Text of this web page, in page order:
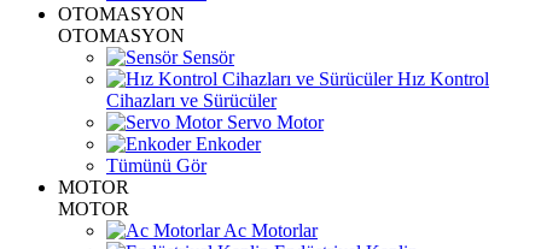
OTOMASYON
OTOMASYON
Sensör
Hız Kontrol
Cihazları ve Sürücüler
Servo Motor
Enkoder
Tümünü Gör
MOTOR
MOTOR
Ac Motorlar